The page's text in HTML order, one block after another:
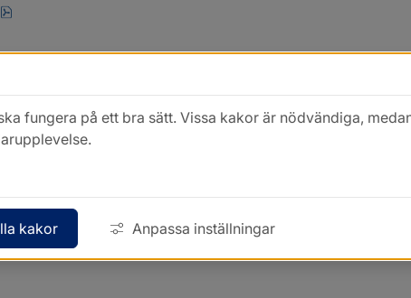
pdf, öppnas i nytt fönster.
fungera på ett bra sätt. Vissa kakor är nödvändiga,
kakor Anpassa inställningar